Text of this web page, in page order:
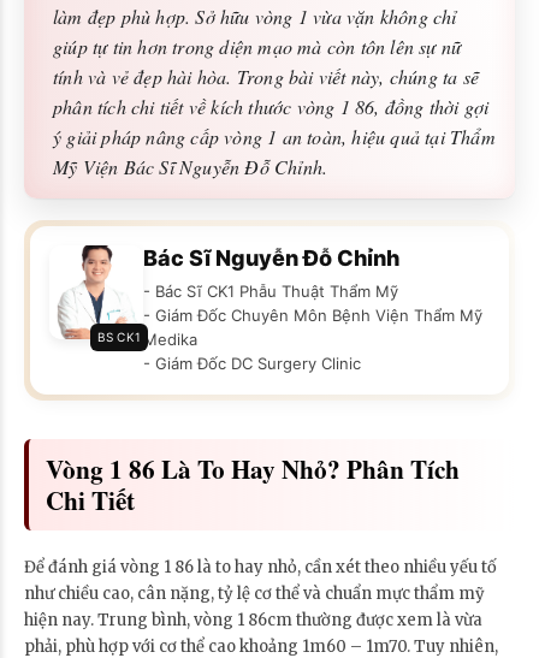
làm đẹp phù hợp. Sở hữu vòng 1 vừa vặn không chỉ
giúp tự tin hơn trong diện mạo mà còn tôn lên sự nữ
tính và vẻ đẹp hài hòa. Trong bài viết này, chúng ta sẽ
phân tích chi tiết về kích thước vòng 1 86, đồng thời gợi
ý giải pháp nâng cấp vòng 1 an toàn, hiệu quả tại Thẩm
Mỹ Viện Bác Sĩ Nguyễn Đỗ Chỉnh.
BS CK1
Bác Sĩ Nguyễn Đỗ Chỉnh
- Bác Sĩ CK1 Phẫu Thuật Thẩm Mỹ
- Giám Đốc Chuyên Môn Bệnh Viện Thẩm Mỹ
Medika
- Giám Đốc DC Surgery Clinic
Vòng 1 86 Là To Hay Nhỏ? Phân Tích
Chi Tiết
Để đánh giá vòng 1 86 là to hay nhỏ, cần xét theo nhiều yếu tố
như chiều cao, cân nặng, tỷ lệ cơ thể và chuẩn mực thẩm mỹ
hiện nay. Trung bình, vòng 1 86cm thường được xem là vừa
phải, phù hợp với cơ thể cao khoảng 1m60 – 1m70. Tuy nhiên,